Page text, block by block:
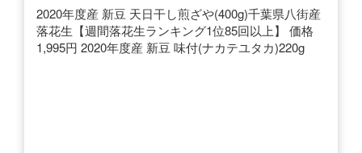
2020年度産 新豆 天日干し煎ざや(400g)千葉県八街産
落花生【週間落花生ランキング1位85回以上】 価格
1,995円 2020年度産 新豆 味付(ナカテユタカ)220g